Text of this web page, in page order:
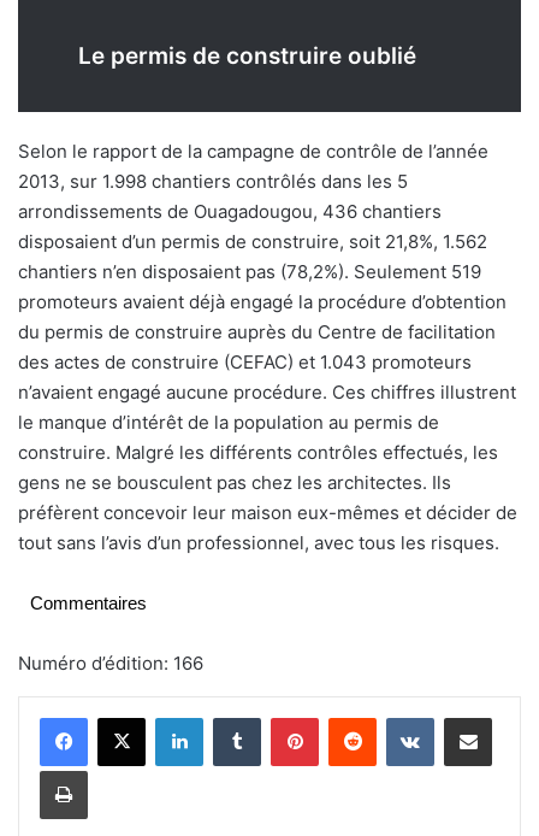
Le permis de construire oublié
Selon le rapport de la campagne de contrôle de l’année
2013, sur 1.998 chantiers contrôlés dans les 5
arrondissements de Ouagadougou, 436 chantiers
disposaient d’un permis de construire, soit 21,8%, 1.562
chantiers n’en disposaient pas (78,2%). Seulement 519
promoteurs avaient déjà engagé la procédure d’obtention
du permis de construire auprès du Centre de facilitation
des actes de construire (CEFAC) et 1.043 promoteurs
n’avaient engagé aucune procédure. Ces chiffres illustrent
le manque d’intérêt de la population au permis de
construire. Malgré les différents contrôles effectués, les
gens ne se bousculent pas chez les architectes. Ils
préfèrent concevoir leur maison eux-mêmes et décider de
tout sans l’avis d’un professionnel, avec tous les risques.
Commentaires
Numéro d’édition: 166